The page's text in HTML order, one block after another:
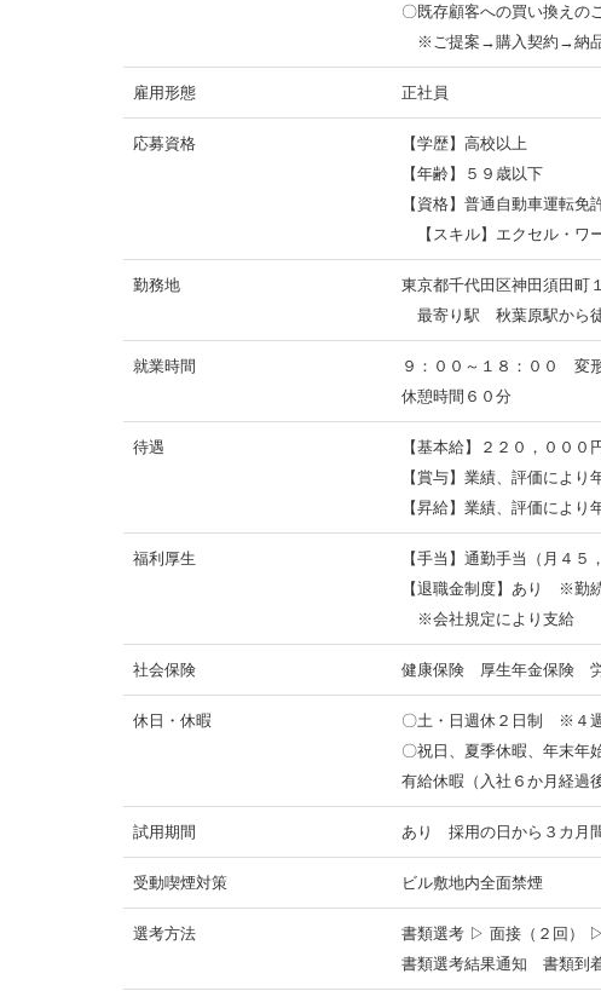
〇既存顧客への買い換えの
※ご提案→購入契約→納品
雇用形態 正社員
応募資格
【学歴】高校以上
【年齢】５９歳以下
【資格】普通自動車運転免
【スキル】エクセル・ワ
勤務地
東京都千代田区神田須田
最寄り駅 秋葉原駅から
就業時間
９：００～１８：００ 変
休憩時間６０分
待遇
【基本給】２２０，００
【賞与】業績、評価により
【昇給】業績、評価により
福利厚生
【手当】通勤手当（月４
【退職金制度】あり ※勤
※会社規定により支給
社会保険 健康保険 厚生年金保険
休日・休暇
〇土・日週休２日制 ※４
〇祝日、夏季休暇、年末年
有給休暇（入社６か月経過
試用期間 あり 採用の日から３カ月
受動喫煙対策 ビル敷地内全面禁煙
選考方法
書類選考 ▷ 面接（２回）
書類選考結果通知 書類到